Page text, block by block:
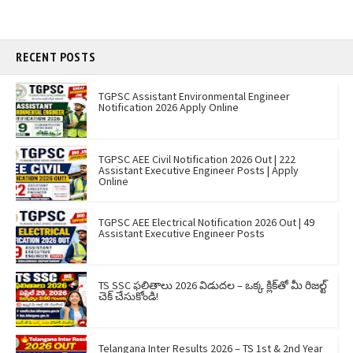
RECENT POSTS
TGPSC Assistant Environmental Engineer
Notification 2026 Apply Online
TGPSC AEE Civil Notification 2026 Out | 222
Assistant Executive Engineer Posts | Apply
Online
TGPSC AEE Electrical Notification 2026 Out | 49
Assistant Executive Engineer Posts
TS SSC ఫలితాలు 2026 విడుదల – ఒక్క క్లిక్‌తో మీ రిజల్ట్
చెక్ చేసుకోండి!
Telangana Inter Results 2026 – TS 1st & 2nd Year